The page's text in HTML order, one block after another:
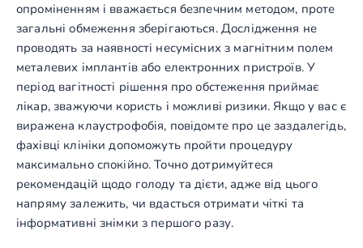
опроміненням і вважається безпечним методом, проте
загальні обмеження зберігаються. Дослідження не
проводять за наявності несумісних з магнітним полем
металевих імплантів або електронних пристроїв. У
період вагітності рішення про обстеження приймає
лікар, зважуючи користь і можливі ризики. Якщо у вас є
виражена клаустрофобія, повідомте про це заздалегідь,
фахівці клініки допоможуть пройти процедуру
максимально спокійно. Точно дотримуйтеся
рекомендацій щодо голоду та дієти, адже від цього
напряму залежить, чи вдасться отримати чіткі та
інформативні знімки з першого разу.